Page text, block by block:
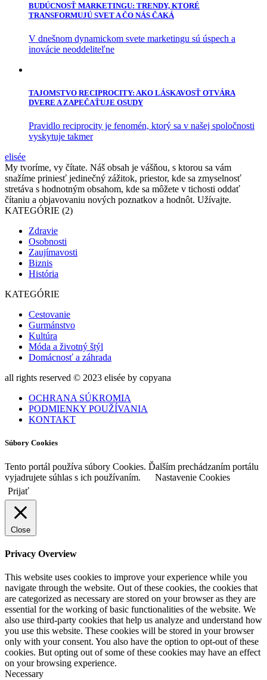
BUDÚCNOSŤ MARKETINGU: TRENDY, KTORÉ
TRANSFORMUJÚ SVET A ČO NÁS ČAKÁ
V dnešnom dynamickom svete marketingu sú úspech a
inovácie neoddeliteľne
TAJOMSTVO RECIPROCITY: AKO LÁSKAVOSŤ OTVÁRA
DVERE A ZAPEČAŤUJE OSUDY
Pravidlo reciprocity je fenomén, ktorý sa v našej spoločnosti
vyskytuje takmer
elisée
My tvoríme, vy čítate. Náš obsah je vášňou, s ktorou sa vám
snažíme priniesť jedinečný zážitok, priestor, kde sa zmyselnosť
stretáva s hodnotným obsahom, kde sa môžete v tichosti oddať
čítaniu a objavovaniu nových poznatkov a hodnôt. Užívajte.
KATEGÓRIE (2)
Zdravie
Osobnosti
Zaujímavosti
Biznis
História
KATEGÓRIE
Cestovanie
Gurmánstvo
Kultúra
Móda a životný štýl
Domácnosť a záhrada
all rights reserved © 2023 elisée by copyana
OCHRANA SÚKROMIA
PODMIENKY POUŽÍVANIA
KONTAKT
Súbory Cookies
Tento portál používa súbory Cookies. Ďalším prechádzaním portálu
vyjadrujete súhlas s ich používaním.
Nastavenie Cookies
Prijať
Close
Privacy Overview
This website uses cookies to improve your experience while you
navigate through the website. Out of these cookies, the cookies that
are categorized as necessary are stored on your browser as they are
essential for the working of basic functionalities of the website. We
also use third-party cookies that help us analyze and understand how
you use this website. These cookies will be stored in your browser
only with your consent. You also have the option to opt-out of these
cookies. But opting out of some of these cookies may have an effect
on your browsing experience.
Necessary